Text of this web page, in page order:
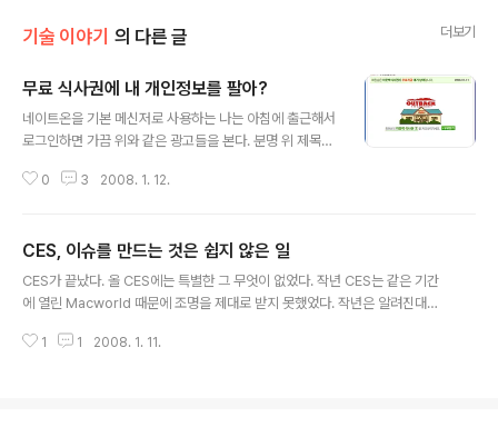
기술 이야기 의 다른 글 더보기
무료 식사권에 내 개인정보를 팔아?
네이트온을 기본 메신저로 사용하는 나는 아침에 출근해서
로그인하면 가끔 위와 같은 광고들을 본다. 분명 위 제목에
급 대기 상태입니다'라는 글에 더 끌리게 된다. 언뜻 네이트
이는 프로모션 중의 하나가 바로 보험권유를 위한 개인정
보 요청이다. 너무나 흔한 광고 방법이기에 더 이상의 진행
은 하지 않아도 뭐가 나올지 뻔하다. 주민등록번호를 포함
의서이다. 그 댓가로 식사권(1인용)을 제공한다는 것이다.
0 3 2008. 1. 12.
CES, 이슈를 만드는 것은 쉽지 않은 일
CES가 끝났다. 올 CES에는 특별한 그 무엇이 없었다. 작년 CES는 같은 기간
에 열린 Macworld 때문에 조명을 제대로 받지 못했었다. 작년은 알려진대로
올 해 역시 CES는 볼거리가 없었다는 평가가 주류를 이룬다. 전자신문 : CES
1 1 2008. 1. 11.